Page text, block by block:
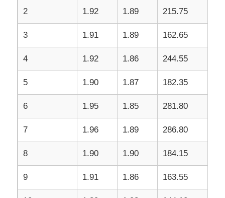
2 1.92 1.89 215.75
3 1.91 1.89 162.65
4 1.92 1.86 244.55
5 1.90 1.87 182.35
6 1.95 1.85 281.80
7 1.96 1.89 286.80
8 1.90 1.90 184.15
9 1.91 1.86 163.55